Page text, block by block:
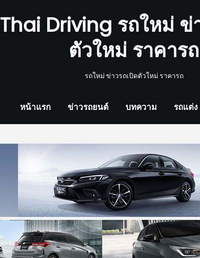
Thai Driving รถใหม่ ข่
ตัวใหม่ ราคารถ
รถใหม่ ข่าวรถเปิดตัวใหม่ ราคารถ
หน้าแรก ข่าวรถยนต์ บทความ รถแต่ง